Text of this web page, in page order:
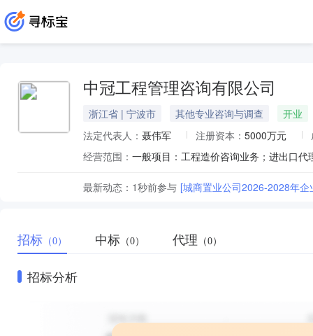
中冠工程管理咨询有限公司
浙江省 | 宁波市 其他专业咨询与调查
开业
法定代表人： 聂伟军 注册资本： 5000万元
经营范围：
最新动态： 1秒前参与 [城商置业公司2026-2028年
招标 （0） 中标 （0） 代理 （0）
招标分析